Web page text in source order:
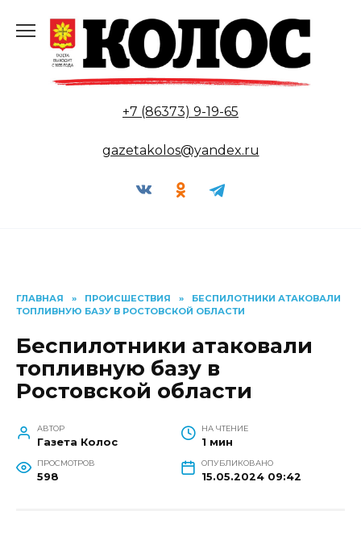
содержанию
+7 (86373) 9-19-65
gazetakolos@yandex.ru
ГЛАВНАЯ » ПРОИСШЕСТВИЯ »
БЕСПИЛОТНИКИ АТАКОВАЛИ
ТОПЛИВНУЮ БАЗУ В РОСТОВСКОЙ ОБЛАСТИ
Беспилотники атаковали
топливную базу в
Ростовской области
АВТОР
Газета Колос
НА ЧТЕНИЕ
1 мин
ПРОСМОТРОВ
598
ОПУБЛИКОВАНО
15.05.2024 09:42